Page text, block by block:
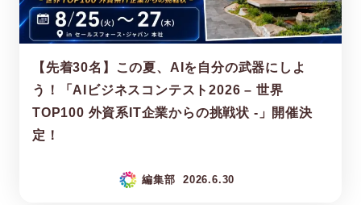
【先着30名】この夏、AIを自分の武器にしよ
う！「AIビジネスコンテスト2026 – 世界
TOP100 外資系IT企業からの挑戦状 -」開催決
定！
編集部 2026.6.30